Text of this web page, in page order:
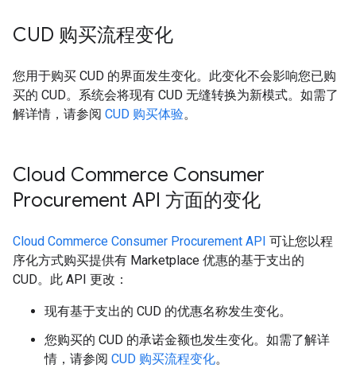
CUD 购买流程变化
您用于购买 CUD 的界面发生变化。此变化不会影响您已购
买的 CUD。系统会将现有 CUD 无缝转换为新模式。如需了
解详情，请参阅 CUD 购买体验。
Cloud Commerce Consumer
Procurement API 方面的变化
Cloud Commerce Consumer Procurement API 可让您以程
序化方式购买提供有 Marketplace 优惠的基于支出的
CUD。此 API 更改：
现有基于支出的 CUD 的优惠名称发生变化。
您购买的 CUD 的承诺金额也发生变化。如需了解详
情，请参阅 CUD 购买流程变化。